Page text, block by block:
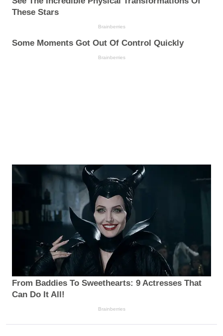
These Stars
Brainberries
Some Moments Got Out Of Control Quickly
Brainberries
From Baddies To Sweethearts: 9 Actresses That
Can Do It All!
Brainberries